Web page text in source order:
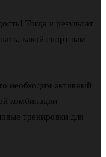
Тогда и результат
какой спорт вам
необходим активный
комбинации
тренировки для